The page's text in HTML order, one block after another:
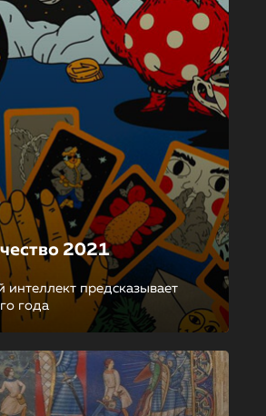
2021
интеллект предсказывает
года